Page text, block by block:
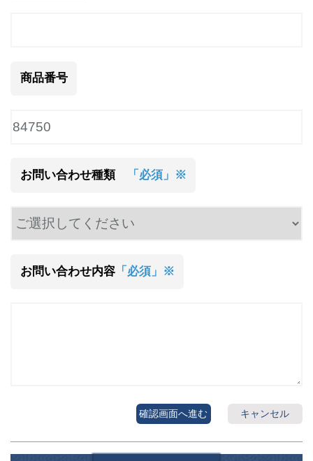
商品番号
お問い合わせ種類 「必須」※
お問い合わせ内容「必須」※
キャンセル
確認画面へ進む